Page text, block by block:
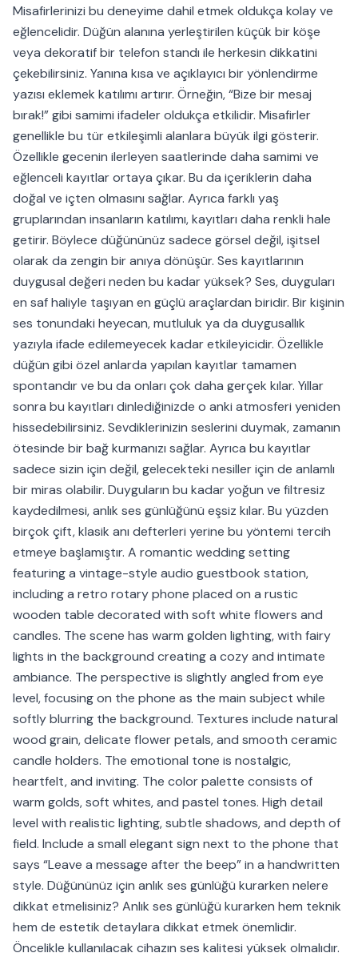
Misafirlerinizi bu deneyime dahil etmek oldukça kolay ve
eğlencelidir. Düğün alanına yerleştirilen küçük bir köşe
veya dekoratif bir telefon standı ile herkesin dikkatini
çekebilirsiniz. Yanına kısa ve açıklayıcı bir yönlendirme
yazısı eklemek katılımı artırır. Örneğin, “Bize bir mesaj
bırak!” gibi samimi ifadeler oldukça etkilidir. Misafirler
genellikle bu tür etkileşimli alanlara büyük ilgi gösterir.
Özellikle gecenin ilerleyen saatlerinde daha samimi ve
eğlenceli kayıtlar ortaya çıkar. Bu da içeriklerin daha
doğal ve içten olmasını sağlar. Ayrıca farklı yaş
gruplarından insanların katılımı, kayıtları daha renkli hale
getirir. Böylece düğününüz sadece görsel değil, işitsel
olarak da zengin bir anıya dönüşür. Ses kayıtlarının
duygusal değeri neden bu kadar yüksek? Ses, duyguları
en saf haliyle taşıyan en güçlü araçlardan biridir. Bir kişinin
ses tonundaki heyecan, mutluluk ya da duygusallık
yazıyla ifade edilemeyecek kadar etkileyicidir. Özellikle
düğün gibi özel anlarda yapılan kayıtlar tamamen
spontandır ve bu da onları çok daha gerçek kılar. Yıllar
sonra bu kayıtları dinlediğinizde o anki atmosferi yeniden
hissedebilirsiniz. Sevdiklerinizin seslerini duymak, zamanın
ötesinde bir bağ kurmanızı sağlar. Ayrıca bu kayıtlar
sadece sizin için değil, gelecekteki nesiller için de anlamlı
bir miras olabilir. Duyguların bu kadar yoğun ve filtresiz
kaydedilmesi, anlık ses günlüğünü eşsiz kılar. Bu yüzden
birçok çift, klasik anı defterleri yerine bu yöntemi tercih
etmeye başlamıştır. A romantic wedding setting
featuring a vintage-style audio guestbook station,
including a retro rotary phone placed on a rustic
wooden table decorated with soft white flowers and
candles. The scene has warm golden lighting, with fairy
lights in the background creating a cozy and intimate
ambiance. The perspective is slightly angled from eye
level, focusing on the phone as the main subject while
softly blurring the background. Textures include natural
wood grain, delicate flower petals, and smooth ceramic
candle holders. The emotional tone is nostalgic,
heartfelt, and inviting. The color palette consists of
warm golds, soft whites, and pastel tones. High detail
level with realistic lighting, subtle shadows, and depth of
field. Include a small elegant sign next to the phone that
says “Leave a message after the beep” in a handwritten
style. Düğününüz için anlık ses günlüğü kurarken nelere
dikkat etmelisiniz? Anlık ses günlüğü kurarken hem teknik
hem de estetik detaylara dikkat etmek önemlidir.
Öncelikle kullanılacak cihazın ses kalitesi yüksek olmalıdır.